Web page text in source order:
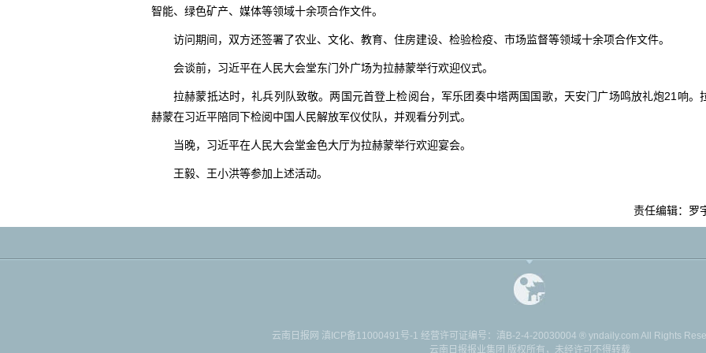
智能、绿色矿产、媒体等领域十余项合作文件。
访问期间，双方还签署了农业、文化、教育、住房建设、检验检疫、市场监督等领域十余项合作文件。
会谈前，习近平在人民大会堂东门外广场为拉赫蒙举行欢迎仪式。
拉赫蒙抵达时，礼兵列队致敬。两国元首登上检阅台，军乐团奏中塔两国国歌，天安门广场鸣放礼炮21响。
赫蒙在习近平陪同下检阅中国人民解放军仪仗队，并观看分列式。
当晚，习近平在人民大会堂金色大厅为拉赫蒙举行欢迎宴会。
王毅、王小洪等参加上述活动。
责任编辑：罗
云南日报网 滇ICP备11000491号-1 经营许可证编号：滇B-2-4-20030004 ® yndaily.com All Rights
云南日报报业集团 版权所有，未经许可不得转载